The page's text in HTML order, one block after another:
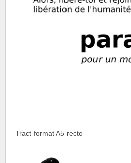
Tract format A5 recto